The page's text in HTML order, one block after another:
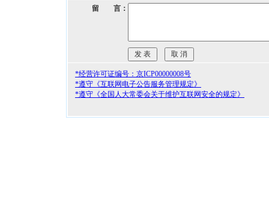
留 言：
*经营许可证编号：京ICP00000008号
*遵守《互联网电子公告服务管理规定》
*遵守《全国人大常委会关于维护互联网安全的规定》